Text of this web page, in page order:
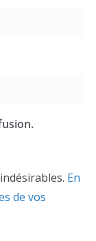
En
de vos